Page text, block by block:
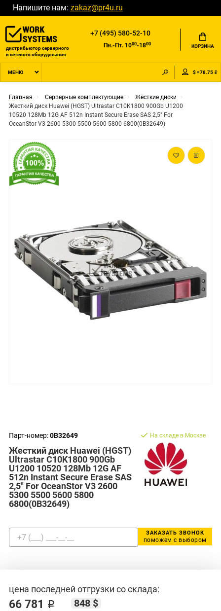
Напишите нам: zakaz@pr4u.ru
дистрибьютор серверного
и сетевого оборудования
+7 (495) 580-52-10
Пн.-Пт. 1000-1800 КОРЗИНА
МЕНЮ $ =78.75 ₽
Главная Серверные комплектующие
Жёсткие диски
Жесткий диск Huawei (HGST) Ultrastar C10K1800 900Gb U1200
10520 128Mb 12G AF 512n Instant Secure Erase SAS 2,5" For
OceanStor V3 2600 5300 5500 5600 5800 6800(0B32649)
Парт-номер:0B32649
Жесткий диск Huawei (HGST)
Ultrastar C10K1800 900Gb
U1200 10520 128Mb 12G AF
512n Instant Secure Erase SAS
2,5" For OceanStor V3 2600
5300 5500 5600 5800
6800(0B32649)
На складе в Москве
ЗАКАЗАТЬ ЗВОНОК
поможем с выбором
цена последней отгрузки со склада:
66 781 ₽ 848 $